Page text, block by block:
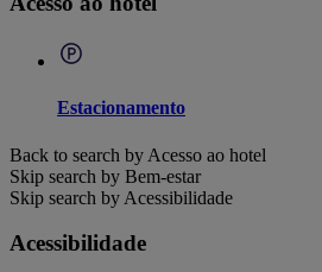
Estacionamento
Back to search by Acesso ao hotel
Skip search by Bem-estar
Skip search by Acessibilidade
Acessibilidade